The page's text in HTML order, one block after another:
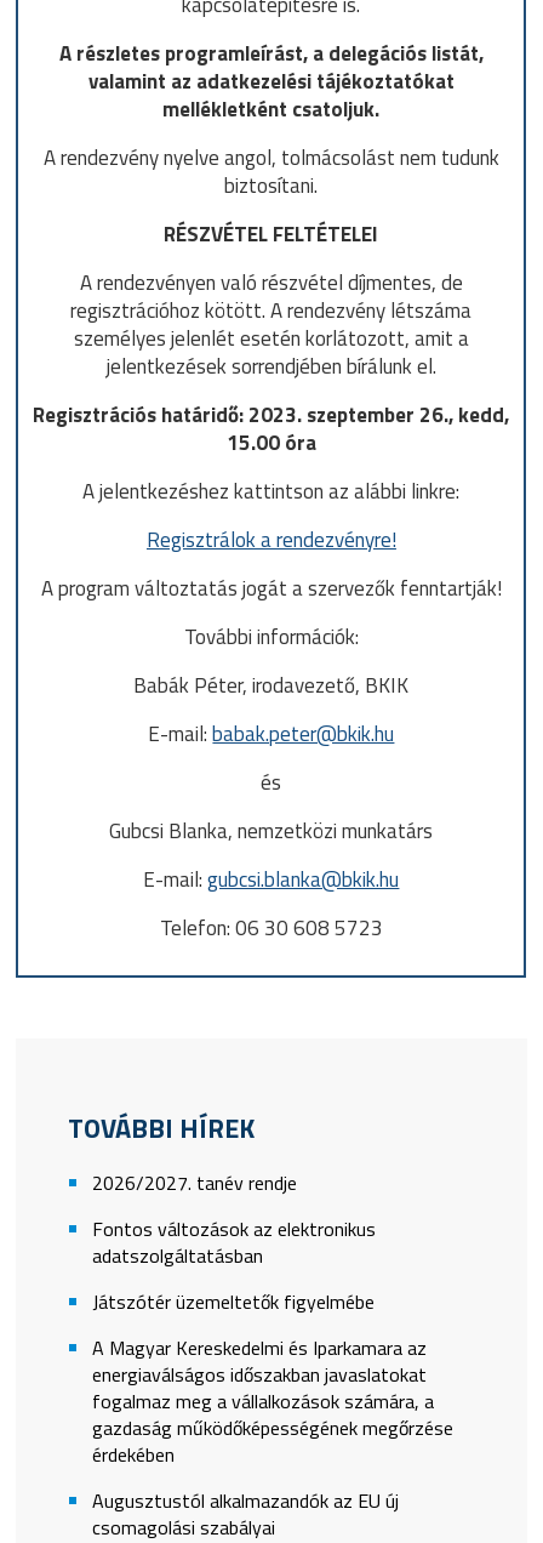
A részletes programleírást, a delegációs listát,
valamint az adatkezelési tájékoztatókat
mellékletként csatoljuk.
A rendezvény nyelve angol, tolmácsolást nem tudunk
biztosítani.
RÉSZVÉTEL FELTÉTELEI
A rendezvényen való részvétel díjmentes, de
regisztrációhoz kötött. A rendezvény létszáma
személyes jelenlét esetén korlátozott, amit a
jelentkezések sorrendjében bírálunk el.
Regisztrációs határidő: 2023.szeptember 26., kedd,
15.00 óra
A jelentkezéshez kattintson az alábbi linkre:
Regisztrálok a rendezvényre!
A program változtatás jogát a szervezők fenntartják!
További információk:
Babák Péter, irodavezető, BKIK
E-mail:babak.peter@bkik.hu
és
Gubcsi Blanka, nemzetközi munkatárs
E-mail:gubcsi.blanka@bkik.hu
Telefon: 06 30 608 5723
TOVÁBBI HÍREK
2026/2027. tanév rendje
Fontos változások az elektronikus
adatszolgáltatásban
Játszótér üzemeltetők figyelmébe
A Magyar Kereskedelmi és Iparkamara az
energiaválságos időszakban javaslatokat
fogalmaz meg a vállalkozások számára, a
gazdaság működőképességének megőrzése
érdekében
Augusztustól alkalmazandók az EU új
csomagolási szabályai